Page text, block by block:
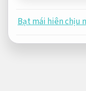
Bạt mái hiên chịu